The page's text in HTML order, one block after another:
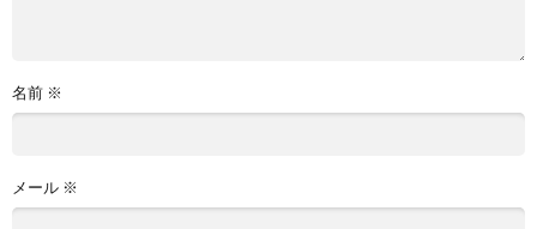
名前 ※
メール ※